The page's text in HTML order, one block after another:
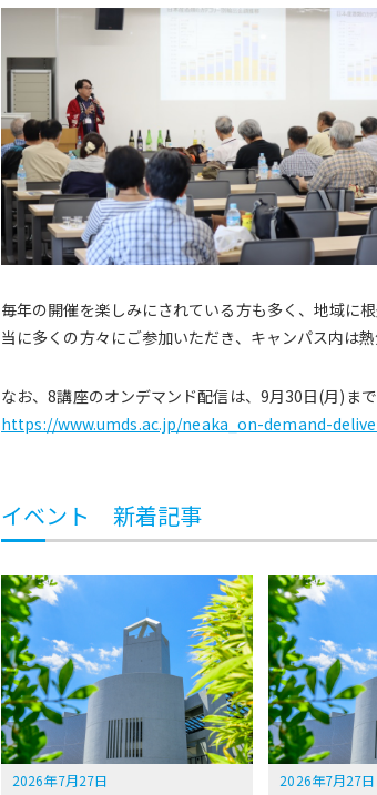
毎年の開催を楽しみにされている方も多く、地域に
当に多くの方々にご参加いただき、キャンパス内は
なお、8講座のオンデマンド配信は、9月30日(月)ま
https://www.umds.ac.jp/neaka_on-demand-
イベント 新着記事
2026年7月27日 2026年7月27日